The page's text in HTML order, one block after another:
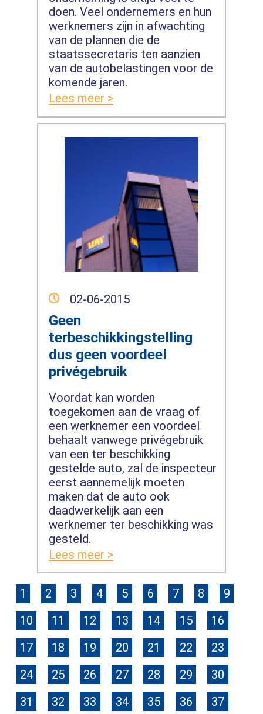
doen. Veel ondernemers en hun
werknemers zijn in afwachting
van de plannen die de
staatssecretaris ten aanzien
van de autobelastingen voor de
komende jaren.
Lees meer >
02-06-2015
Geen
terbeschikkingstelling
dus geen voordeel
privégebruik
Voordat kan worden
toegekomen aan de vraag of
een werknemer een voordeel
behaalt vanwege privégebruik
van een ter beschikking
gestelde auto, zal de inspecteur
eerst aannemelijk moeten
maken dat de auto ook
daadwerkelijk aan een
werknemer ter beschikking was
gesteld.
Lees meer >
1 2 3 4 5 6 7 8
9
10
11 12 13 14 15
16
17
18 19 20 21 22
23
24
25 26 27 28 29
30
31
32 33 34 35 36
37